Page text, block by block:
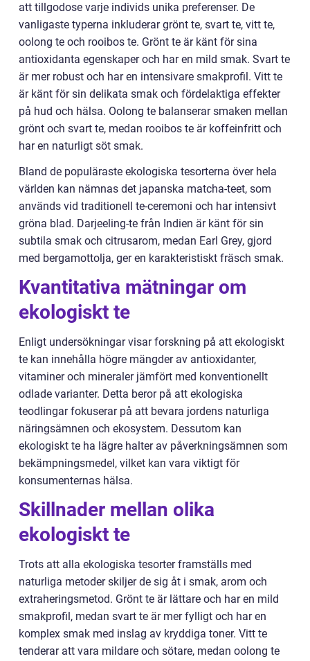
att tillgodose varje individs unika preferenser. De
vanligaste typerna inkluderar grönt te, svart te, vitt te,
oolong te och rooibos te. Grönt te är känt för sina
antioxidanta egenskaper och har en mild smak. Svart te
är mer robust och har en intensivare smakprofil. Vitt te
är känt för sin delikata smak och fördelaktiga effekter
på hud och hälsa. Oolong te balanserar smaken mellan
grönt och svart te, medan rooibos te är koffeinfritt och
har en naturligt söt smak.
Bland de populäraste ekologiska tesorterna över hela
världen kan nämnas det japanska matcha-teet, som
används vid traditionell te-ceremoni och har intensivt
gröna blad. Darjeeling-te från Indien är känt för sin
subtila smak och citrusarom, medan Earl Grey, gjord
med bergamottolja, ger en karakteristiskt fräsch smak.
Kvantitativa mätningar om
ekologiskt te
Enligt undersökningar visar forskning på att ekologiskt
te kan innehålla högre mängder av antioxidanter,
vitaminer och mineraler jämfört med konventionellt
odlade varianter. Detta beror på att ekologiska
teodlingar fokuserar på att bevara jordens naturliga
näringsämnen och ekosystem. Dessutom kan
ekologiskt te ha lägre halter av påverkningsämnen som
bekämpningsmedel, vilket kan vara viktigt för
konsumenternas hälsa.
Skillnader mellan olika
ekologiskt te
Trots att alla ekologiska tesorter framställs med
naturliga metoder skiljer de sig åt i smak, arom och
extraheringsmetod. Grönt te är lättare och har en mild
smakprofil, medan svart te är mer fylligt och har en
komplex smak med inslag av kryddiga toner. Vitt te
tenderar att vara mildare och sötare, medan oolong te